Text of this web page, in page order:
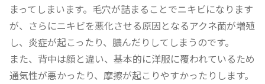
まってしまいます。毛穴が詰まることでニキビになります
が、さらにニキビを悪化させる原因となるアクネ菌が増殖
し、炎症が起こったり、膿んだりしてしまうのです。
また、背中は顔と違い、基本的に洋服に覆われているため
通気性が悪かったり、摩擦が起こりやすかったりします。